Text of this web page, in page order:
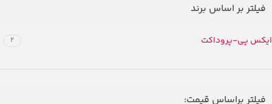
فیلتر بر اساس برند
ایکس پی-پروداکت 2
فیلتر براساس قیمت: